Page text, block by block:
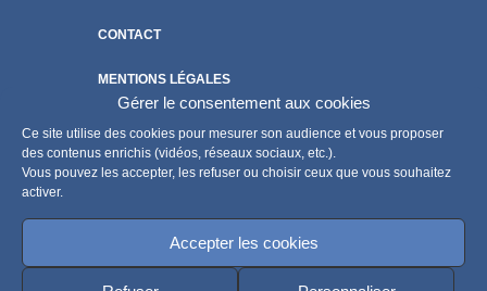
Gérer le consentement aux cookies
Ce site utilise des cookies pour mesurer son audience et vous proposer
des contenus enrichis (vidéos, réseaux sociaux, etc.).
Vous pouvez les accepter, les refuser ou choisir ceux que vous souhaitez
activer.
Accepter les cookies
CONTACT
MENTIONS LÉGALES